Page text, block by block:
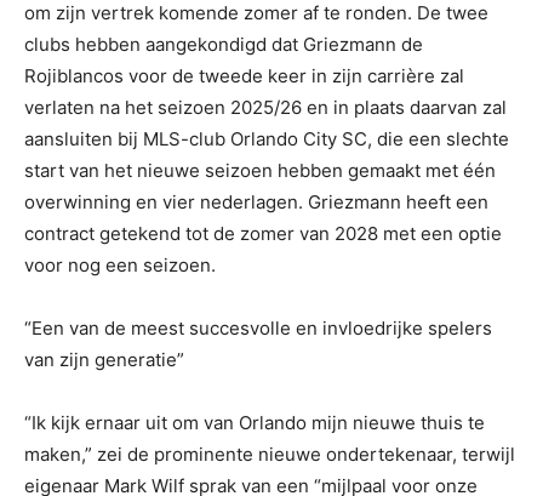
om zijn vertrek komende zomer af te ronden. De twee
clubs hebben aangekondigd dat Griezmann de
Rojiblancos voor de tweede keer in zijn carrière zal
verlaten na het seizoen 2025/26 en in plaats daarvan zal
aansluiten bij MLS-club Orlando City SC, die een slechte
start van het nieuwe seizoen hebben gemaakt met één
overwinning en vier nederlagen. Griezmann heeft een
contract getekend tot de zomer van 2028 met een optie
voor nog een seizoen.
“Een van de meest succesvolle en invloedrijke spelers
van zijn generatie”
“Ik kijk ernaar uit om van Orlando mijn nieuwe thuis te
maken,” zei de prominente nieuwe ondertekenaar, terwijl
eigenaar Mark Wilf sprak van een “mijlpaal voor onze